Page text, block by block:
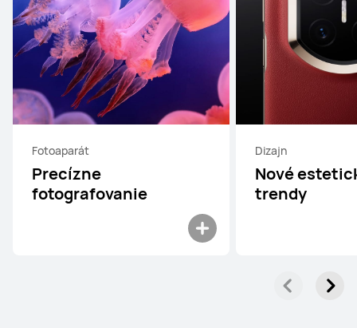
Fotoaparát
Precízne
fotografovanie
Dizajn
Nové
trendy